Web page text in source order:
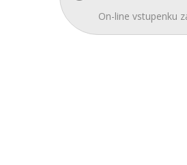
On-line vstupenku